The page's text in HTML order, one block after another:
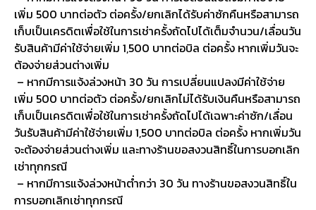
เพิ่ม 500 บาทต่อตัว ต่อครั้ง/ยกเลิกได้รับค่าซักคืนหรือสามารถ
เก็บเป็นเครดิตเพื่อใช้ในการเช่าครั้งถัดไปได้เต็มจำนวน/เลื่อนวัน
รับสินค้ามีค่าใช้จ่ายเพิ่ม 1,500 บาทต่อบิล ต่อครั้ง หากเพิ่มวันจะ
ต้องจ่ายส่วนต่างเพิ่ม
– หากมีการแจ้งล่วงหน้า 30 วัน การเปลี่ยนแปลงมีค่าใช้จ่าย
เพิ่ม 500 บาทต่อตัว ต่อครั้ง/ยกเลิกไม่ได้รับเงินคืนหรือสามารถ
เก็บเป็นเครดิตเพื่อใช้ในการเช่าครั้งถัดไปได้เฉพาะค่าซัก/เลื่อน
วันรับสินค้ามีค่าใช้จ่ายเพิ่ม 1,500 บาทต่อบิล ต่อครั้ง หากเพิ่มวัน
จะต้องจ่ายส่วนต่างเพิ่ม และทางร้านขอสงวนสิทธิ์ในการบอกเลิก
เช่าทุกกรณี
– หากมีการแจ้งล่วงหน้าต่ำกว่า 30 วัน ทางร้านขอสงวนสิทธิ์ใน
การบอกเลิกเช่าทุกกรณี